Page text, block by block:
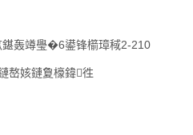
鍖轰竴璺�6鍙锋櫤璋稢2-210
嶅姟鏈夐檺鍏徃